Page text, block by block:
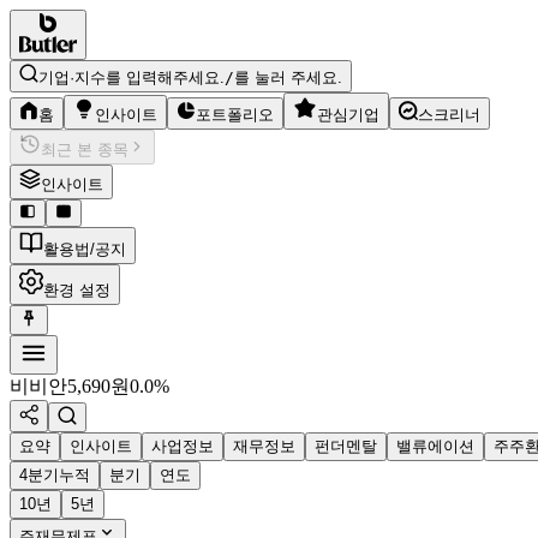
기업·지수를 입력해주세요./를 눌러 주세요.
홈 인사이트 포트폴리오 관심기업
스크리너
최근 본 종목
인사이트
활용법/공지
환경 설정
비비안5,690원0.0%
요약 인사이트 사업정보 재무정보 펀더멘탈 밸류에이션 주주
4분기누적
분기
연도
10년
5년